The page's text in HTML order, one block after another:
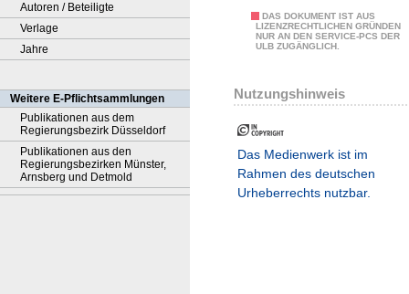
Autoren / Beteiligte
Verlage
Jahre
Weitere E-Pflichtsammlungen
Publikationen aus dem
Regierungsbezirk Düsseldorf
Publikationen aus den
Regierungsbezirken Münster,
Arnsberg und Detmold
DAS DOKUMENT IST AUS
LIZENZRECHTLICHEN GRÜNDEN
NUR AN DEN SERVICE-PCS DER
ULB ZUGÄNGLICH.
Nutzungshinweis
Das Medienwerk ist im
Rahmen des deutschen
Urheberrechts nutzbar.